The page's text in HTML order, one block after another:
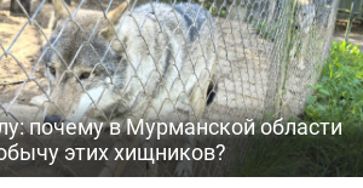
почему в Мурманской области
этих хищников?